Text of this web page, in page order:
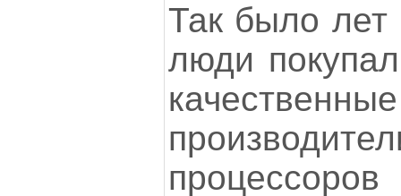
Так было лет
люди